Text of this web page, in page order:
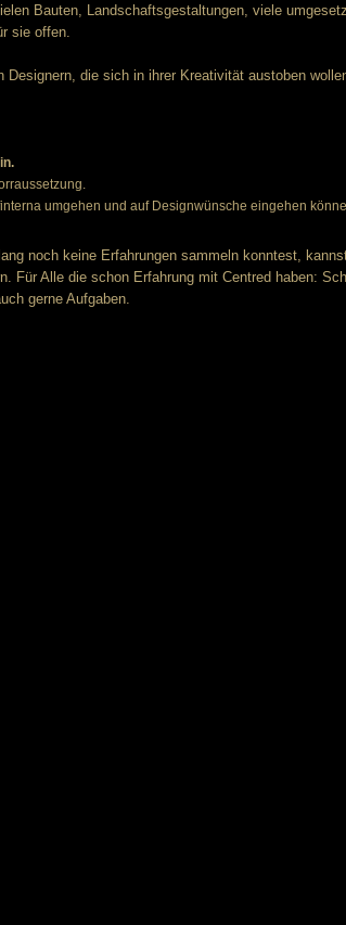
Bauten, Landschaftsgestaltungen, viele
sie offen.
Designern, die sich in ihrer Kreativität austoben
umgehen und auf Designwünsche eingehen
noch keine Erfahrungen sammeln konntest,
Für Alle die schon Erfahrung mit Centred haben:
gerne Aufgaben.